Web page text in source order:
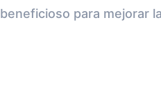
beneficioso para mejorar